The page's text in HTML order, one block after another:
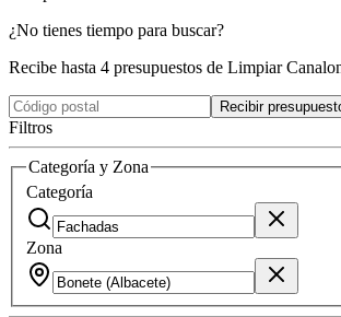
¿No tienes tiempo para buscar?
Recibe hasta 4 presupuestos de Limpiar
Recibir
Filtros
Categoría y Zona
Categoría
Zona